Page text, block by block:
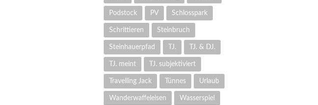
Podstock PV Schlosspark
Schrittieren Steinbruch
Steinhauerpfad TJ. TJ. & DJ.
TJ. meint TJ. subjektiviert
Travelling Jack Tünnes Urlaub
Wanderwaffeleisen Wasserspiel